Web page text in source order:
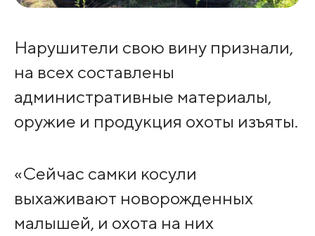
Нарушители свою вину признали,
на всех составлены
административные материалы,
оружие и продукция охоты изъяты.
«Сейчас самки косули
выхаживают новорожденных
малышей, и охота на них